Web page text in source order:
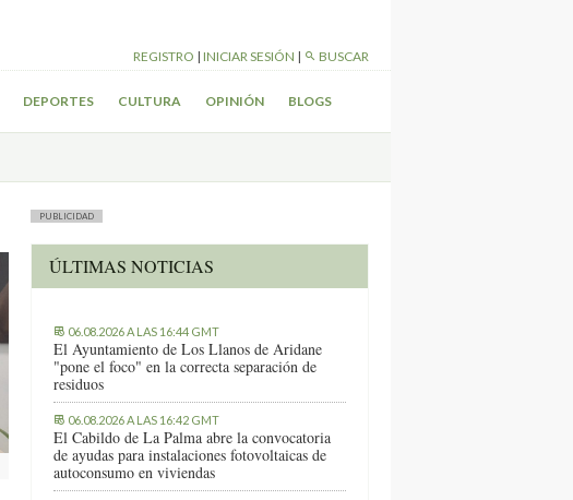
REGISTRO | INICIAR SESIÓN | BUSCAR
DEPORTES CULTURA OPINIÓN BLOGS
PUBLICIDAD
ÚLTIMAS NOTICIAS
06.08.2026 A LAS 16:44 GMT
El Ayuntamiento de Los Llanos de Aridane
"pone el foco" en la correcta separación de
residuos
06.08.2026 A LAS 16:42 GMT
El Cabildo de La Palma abre la convocatoria
de ayudas para instalaciones fotovoltaicas de
autoconsumo en viviendas